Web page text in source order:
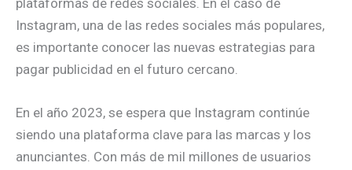
Instagram, una de las redes sociales más populares,
es importante conocer las nuevas estrategias para
pagar publicidad en el futuro cercano.
En el año 2023, se espera que Instagram continúe
siendo una plataforma clave para las marcas y los
anunciantes. Con más de mil millones de usuarios